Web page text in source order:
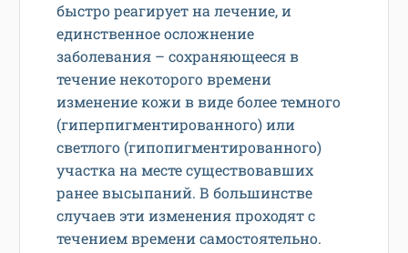
быстро реагирует на лечение, и
единственное осложнение
заболевания – сохраняющееся в
течение некоторого времени
изменение кожи в виде более темного
(гиперпигментированного) или
светлого (гипопигментированного)
участка на месте существовавших
ранее высыпаний. В большинстве
случаев эти изменения проходят с
течением времени самостоятельно.